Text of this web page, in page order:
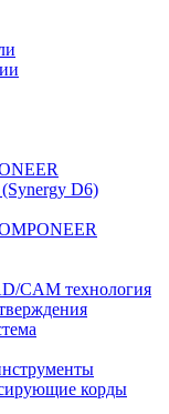
D6)
СAM технология
корды